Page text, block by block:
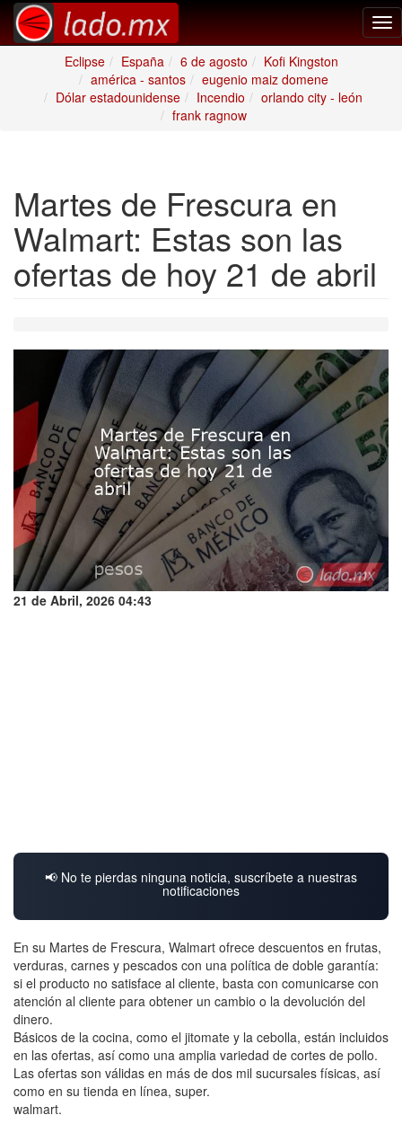
Eclipse
España 6 de agosto
Kofi Kingston
américa - santos
eugenio maiz domene
Dólar estadounidense
Incendio
orlando city - león
frank ragnow
Martes de Frescura en
Walmart: Estas son las
ofertas de hoy 21 de abril
21 de Abril, 2026 04:43
📢 No te pierdas ninguna noticia, suscríbete a nuestras
notificaciones
En su Martes de Frescura, Walmart ofrece descuentos en frutas,
verduras, carnes y pescados con una política de doble garantía:
si el producto no satisface al cliente, basta con comunicarse con
atención al cliente para obtener un cambio o la devolución del
dinero.
Básicos de la cocina, como el jitomate y la cebolla, están incluidos
en las ofertas, así como una amplia variedad de cortes de pollo.
Las ofertas son válidas en más de dos mil sucursales físicas, así
como en su tienda en línea, super.
walmart.